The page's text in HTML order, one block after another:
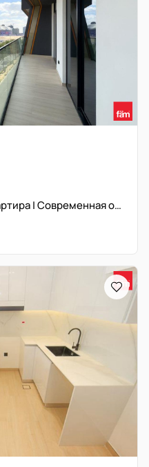
Просторная 2-спальная квартира | Современная отделка